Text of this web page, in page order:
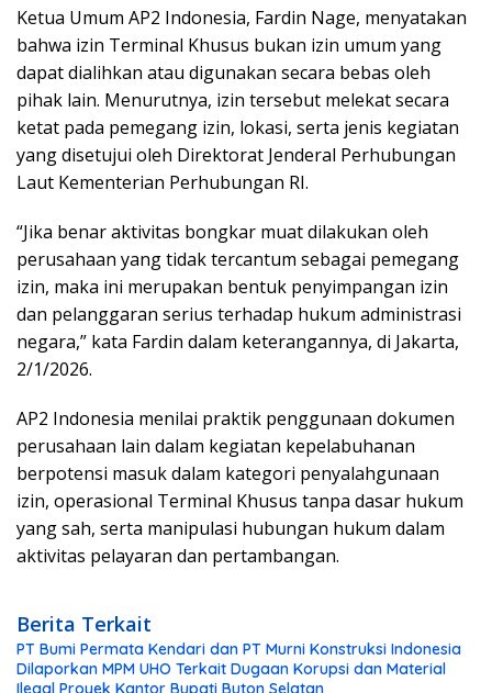
Ketua Umum AP2 Indonesia, Fardin Nage, menyatakan
bahwa izin Terminal Khusus bukan izin umum yang
dapat dialihkan atau digunakan secara bebas oleh
pihak lain. Menurutnya, izin tersebut melekat secara
ketat pada pemegang izin, lokasi, serta jenis kegiatan
yang disetujui oleh Direktorat Jenderal Perhubungan
Laut Kementerian Perhubungan RI.
“Jika benar aktivitas bongkar muat dilakukan oleh
perusahaan yang tidak tercantum sebagai pemegang
izin, maka ini merupakan bentuk penyimpangan izin
dan pelanggaran serius terhadap hukum administrasi
negara,” kata Fardin dalam keterangannya, di Jakarta,
2/1/2026.
AP2 Indonesia menilai praktik penggunaan dokumen
perusahaan lain dalam kegiatan kepelabuhanan
berpotensi masuk dalam kategori penyalahgunaan
izin, operasional Terminal Khusus tanpa dasar hukum
yang sah, serta manipulasi hubungan hukum dalam
aktivitas pelayaran dan pertambangan.
Berita Terkait
PT Bumi Permata Kendari dan PT Murni Konstruksi Indonesia
Dilaporkan MPM UHO Terkait Dugaan Korupsi dan Material
Ilegal Proyek Kantor Bupati Buton Selatan